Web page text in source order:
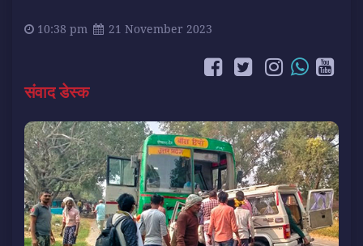
10:38 pm 21 November 2023
संवाद डेस्क